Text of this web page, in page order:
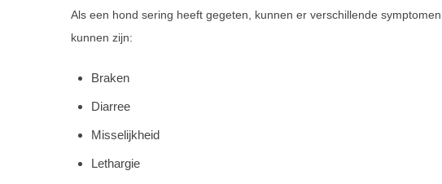
Als een hond sering heeft gegeten, kunnen er verschillende
kunnen zijn:
Braken
Diarree
Misselijkheid
Lethargie